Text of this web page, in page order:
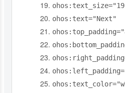
ohos:text_size=
ohos:text="Next"
ohos:top_padding=
ohos:right_padding
ohos:left_padding=
ohos:text_color=